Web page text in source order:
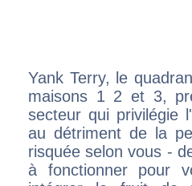
Yank Terry, le
maisons 1 2 et 3,
secteur qui privilégie
au détriment de la
risquée selon vous -
à fonctionner pour